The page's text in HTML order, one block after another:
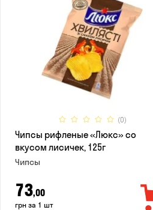
(0)
Чипсы рифленые «Люкс» со
вкусом лисичек, 125г
Чипсы
73,00
грн за 1 шт